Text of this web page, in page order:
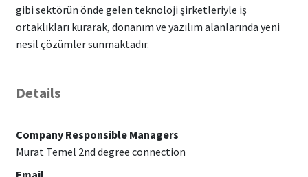
gibi sektörün önde gelen teknoloji şirketleriyle iş
ortaklıkları kurarak, donanım ve yazılım alanlarında yeni
nesil çözümler sunmaktadır.
Details
Company Responsible Managers
Murat Temel 2nd degree connection